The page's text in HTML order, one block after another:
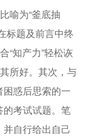
喻为“釜底抽
标题及前言中终
“知产力”轻松诙
所好。其次，与
惑后思索的一
考试试题。笔
自行给出自己